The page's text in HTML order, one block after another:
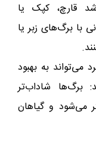
قارچ، کپک یا
با برگ‌های زبر یا
می‌تواند به بهبود
برگ‌ها شاداب‌تر
می‌شود و گیاهان